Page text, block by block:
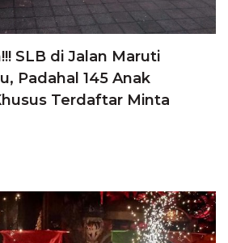
SLB di Jalan Maruti
Padahal 145 Anak
Terdaftar Minta